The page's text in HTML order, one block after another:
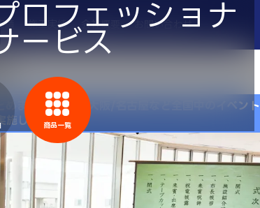
績 施工実績 会社概要 お問い合わせ
めました！東京/大阪/名古屋など全国中のイベント
施します！
ロフェッショナ
ービス
商品一覧